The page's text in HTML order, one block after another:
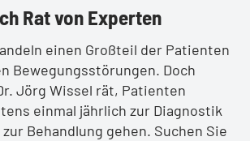
Rat von Experten
einen Großteil der Patienten
Bewegungsstörungen. Doch
Jörg Wissel rät, Patienten
einmal jährlich zur Diagnostik
Behandlung gehen. Suchen Sie